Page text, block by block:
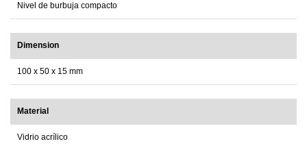
Nivel de burbuja compacto
Dimension
100 x 50 x 15 mm
Material
Vidrio acrílico